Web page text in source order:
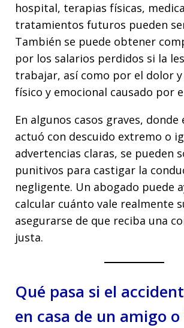
hospital, terapias físicas,
tratamientos futuros pueden
También se puede obtener
por los salarios perdidos si la
trabajar, así como por el dolor
físico y emocional causado por
En algunos casos graves, donde
actuó con descuido extremo o
advertencias claras, se pueden
punitivos para castigar la
negligente. Un abogado puede
calcular cuánto vale realmente
asegurarse de que reciba una
justa.
Qué pasa si el
en casa de un amigo